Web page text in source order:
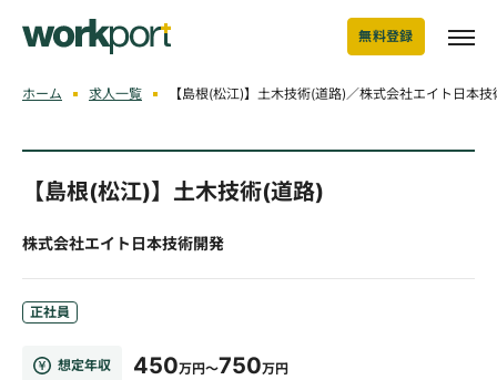
無料登録
ホーム 求人一覧 【島根(松江)】土木技術(道路)／株式会社エイト日本技
【島根(松江)】土木技術(道路)
株式会社エイト日本技術開発
正社員
想定年収 450万円～750万円